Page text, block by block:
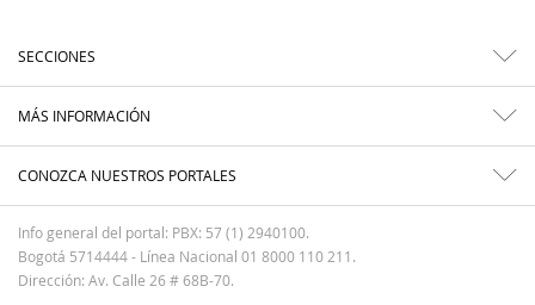
SECCIONES
MÁS INFORMACIÓN
CONOZCA NUESTROS PORTALES
Info general del portal: PBX: 57 (1) 2940100.
Bogotá 5714444 - Línea Nacional 01 8000 110 211.
Dirección: Av. Calle 26 # 68B-70.